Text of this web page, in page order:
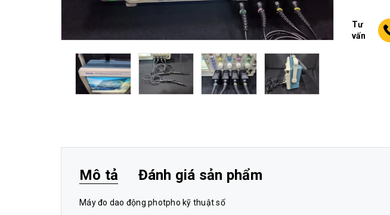
Tư
vấn
Mô tả Đánh giá sản phẩm
Máy đo dao động photpho kỹ thuật số